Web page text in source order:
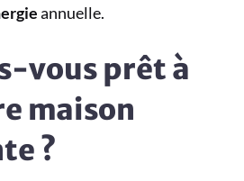
annuelle.
vous prêt à
maison
?